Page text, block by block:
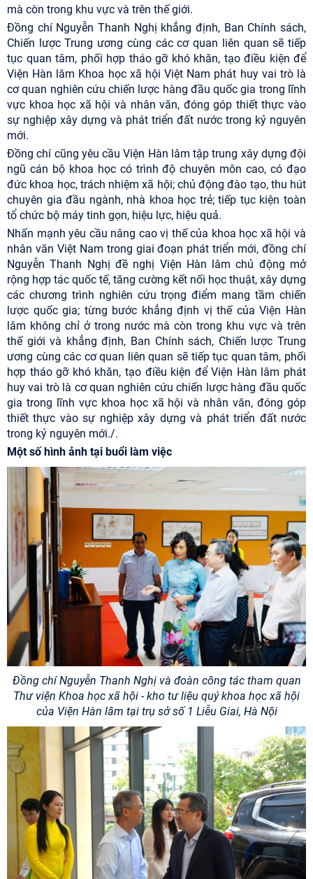
mà còn trong khu vực và trên thế giới.
Đồng chí Nguyễn Thanh Nghị khẳng định, Ban Chính sách,
Chiến lược Trung ương cùng các cơ quan liên quan sẽ tiếp
tục quan tâm, phối hợp tháo gỡ khó khăn, tạo điều kiện để
Viện Hàn lâm Khoa học xã hội Việt Nam phát huy vai trò là
cơ quan nghiên cứu chiến lược hàng đầu quốc gia trong lĩnh
vực khoa học xã hội và nhân văn, đóng góp thiết thực vào
sự nghiệp xây dựng và phát triển đất nước trong kỷ nguyên
mới.
Đồng chí cũng yêu cầu Viện Hàn lâm tập trung xây dựng đội
ngũ cán bộ khoa học có trình độ chuyên môn cao, có đạo
đức khoa học, trách nhiệm xã hội; chủ động đào tạo, thu hút
chuyên gia đầu ngành, nhà khoa học trẻ; tiếp tục kiện toàn
tổ chức bộ máy tinh gọn, hiệu lực, hiệu quả.
Nhấn mạnh yêu cầu nâng cao vị thế của khoa học xã hội và
nhân văn Việt Nam trong giai đoạn phát triển mới, đồng chí
Nguyễn Thanh Nghị đề nghị Viện Hàn lâm chủ động mở
rộng hợp tác quốc tế, tăng cường kết nối học thuật, xây dựng
các chương trình nghiên cứu trọng điểm mang tầm chiến
lược quốc gia; từng bước khẳng định vị thế của Viện Hàn
lâm không chỉ ở trong nước mà còn trong khu vực và trên
thế giới và khẳng định, Ban Chính sách, Chiến lược Trung
ương cùng các cơ quan liên quan sẽ tiếp tục quan tâm, phối
hợp tháo gỡ khó khăn, tạo điều kiện để Viện Hàn lâm phát
huy vai trò là cơ quan nghiên cứu chiến lược hàng đầu quốc
gia trong lĩnh vực khoa học xã hội và nhân văn, đóng góp
thiết thực vào sự nghiệp xây dựng và phát triển đất nước
trong kỷ nguyên mới./.
Một số hình ảnh tại buổi làm việc
Đồng chí Nguyễn Thanh Nghị và đoàn công tác tham quan
Thư viện Khoa học xã hội - kho tư liệu quý khoa học xã hội
của Viện Hàn lâm tại trụ sở số 1 Liễu Giai, Hà Nội